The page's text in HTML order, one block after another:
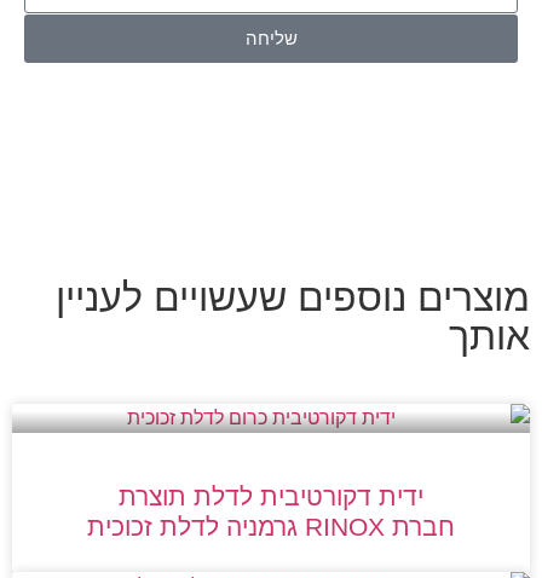
שליחה
מוצרים נוספים שעשויים לעניין
אותך
ידית דקורטיבית לדלת תוצרת
חברת RINOX גרמניה לדלת זכוכית